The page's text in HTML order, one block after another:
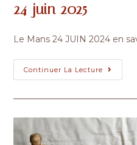
24 juin 2025
Le Mans 24 JUIN 2024 en
Continuer La Lecture
24
Juin
2025